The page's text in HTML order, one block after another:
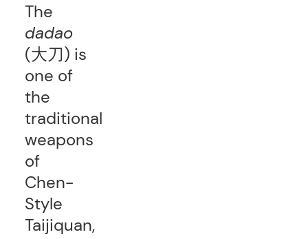
The
dadao
(大刀) is
one of
the
traditional
weapons
of
Chen-
Style
Taijiquan,